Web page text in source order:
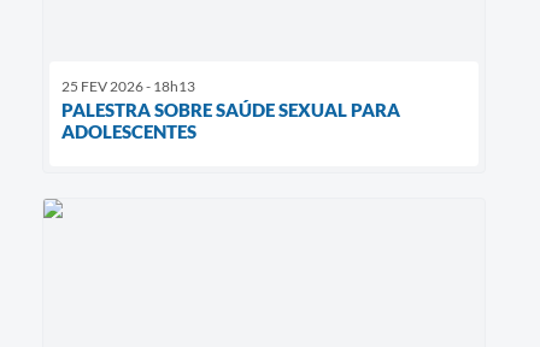
25 FEV 2026 - 18h13
PALESTRA SOBRE SAÚDE SEXUAL PARA
ADOLESCENTES